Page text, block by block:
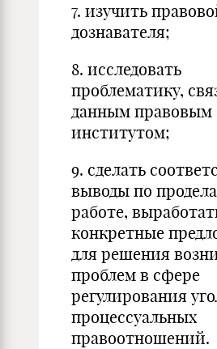
7. изучить
дознавателя;
8. исследовать
проблематику,
данным правовым
институтом;
9. сделать
выводы по
работе,
конкретные
для решения
проблем в сфере
регулирования
процессуальных
правоотношений.